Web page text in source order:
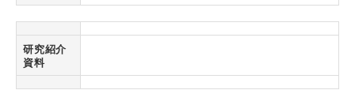
研究紹介
資料